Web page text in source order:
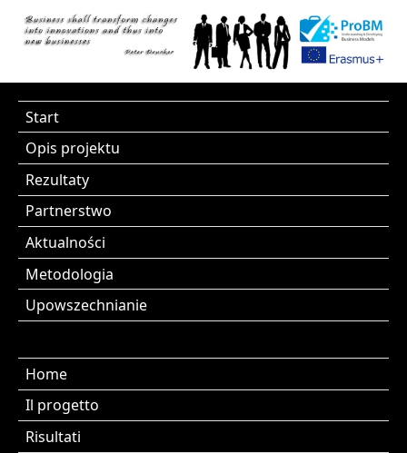
Start
Opis projektu
Rezultaty
Partnerstwo
Aktualności
Metodologia
Upowszechnianie
Home
Il progetto
Risultati